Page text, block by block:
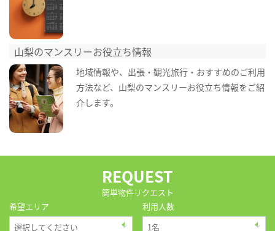
山梨のマンスリーお役立ち情報
地域情報や、出張・観光旅行・おすすめのご利用
方法など、山梨のマンスリーお役立ち情報をご紹
介します。
REQUEST
簡単物件リクエスト
希望エリア
利用人数